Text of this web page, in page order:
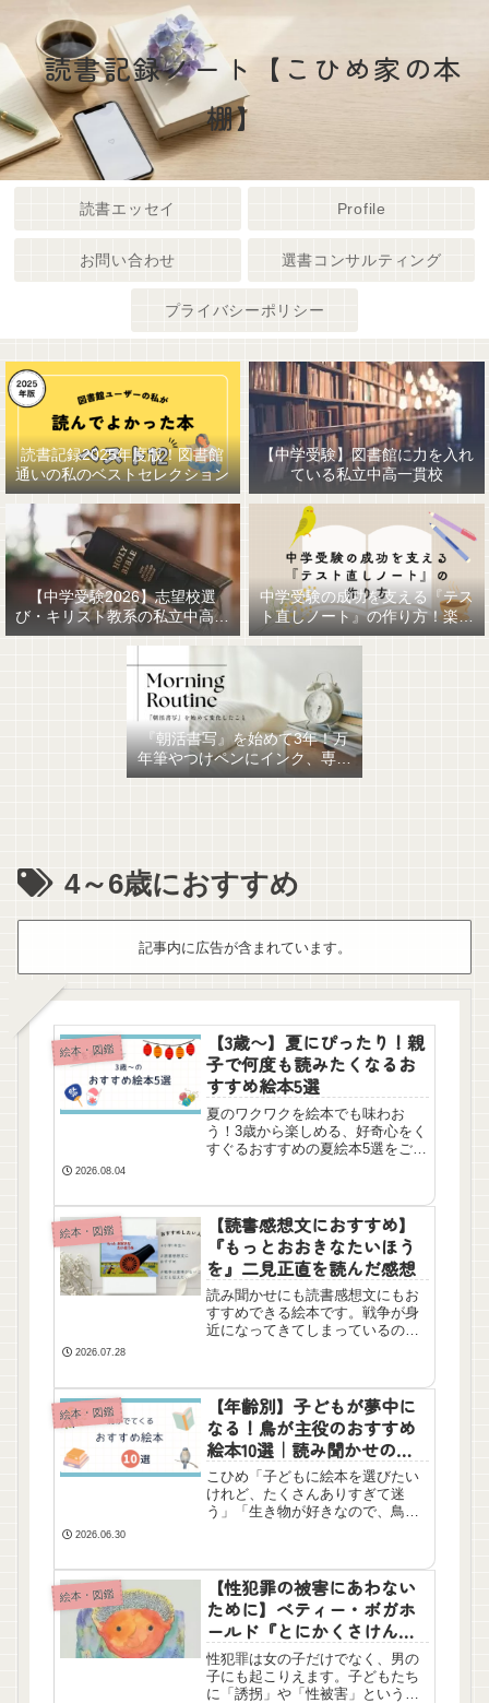
読書記録ノート【こひめ家の本
棚】
読書エッセイ Profile
お問い合わせ 選書コンサルティング
プライバシーポリシー
読書記録2025年度版！図書館
通いの私のベストセレクション
【中学受験】図書館に力を入れ
ている私立中高一貫校
【中学受験2026】志望校選
び・キリスト教系の私立中高一
貫女子校を調べてみました
中学受験の成功を支える『テス
ト直しノート』の作り方！楽に
作るための最強おすすめ文房具
『朝活書写』を始めて3年！万
年筆やつけペンにインク、専用
ノート、毎日が充実していま
4～6歳におすすめ
記事内に広告が含まれています。
絵本・図鑑
【3歳〜】夏にぴったり！親
子で何度も読みたくなるお
すすめ絵本5選
夏のワクワクを絵本でも味わお
う！3歳から楽しめる、好奇心をく
すぐるおすすめの夏絵本5選をご紹
聞かせタイムにぴったりです。
2026.08.04
絵本・図鑑
【読書感想文におすすめ】
『もっとおおきなたいほう
を』二見正直を読んだ感想
読み聞かせにも読書感想文にもお
すすめできる絵本です。戦争が身
近になってきてしまっているの
い一冊です。
2026.07.28
絵本・図鑑
【年齢別】子どもが夢中に
なる！鳥が主役のおすすめ
絵本10選｜読み聞かせのコ
ツも紹介
こひめ「子どもに絵本を選びたい
けれど、たくさんありすぎて迷
う」「生き物が好きなので、鳥が
幼児から小学校低学年まで楽しめ
る、鳥が主役の絵本10選を年齢...
2026.06.30
絵本・図鑑
【性犯罪の被害にあわない
ために】ベティー・ボガホ
ールド『とにかくさけんで
にげるんだ』を読んだ感想
性犯罪は女の子だけでなく、男の
子にも起こりえます。子どもたち
に「誘拐」や「性被害」という悪